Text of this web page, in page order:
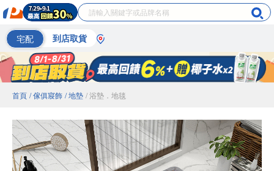
宅配 到店取貨
首頁 / 傢俱寢飾 / 地墊 / 浴墊．地毯